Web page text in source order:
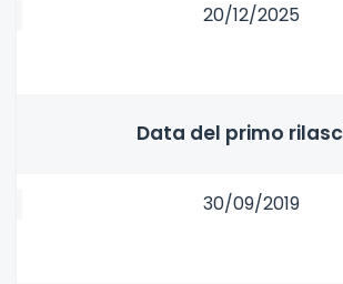
20/12/2025
Data del primo
30/09/2019